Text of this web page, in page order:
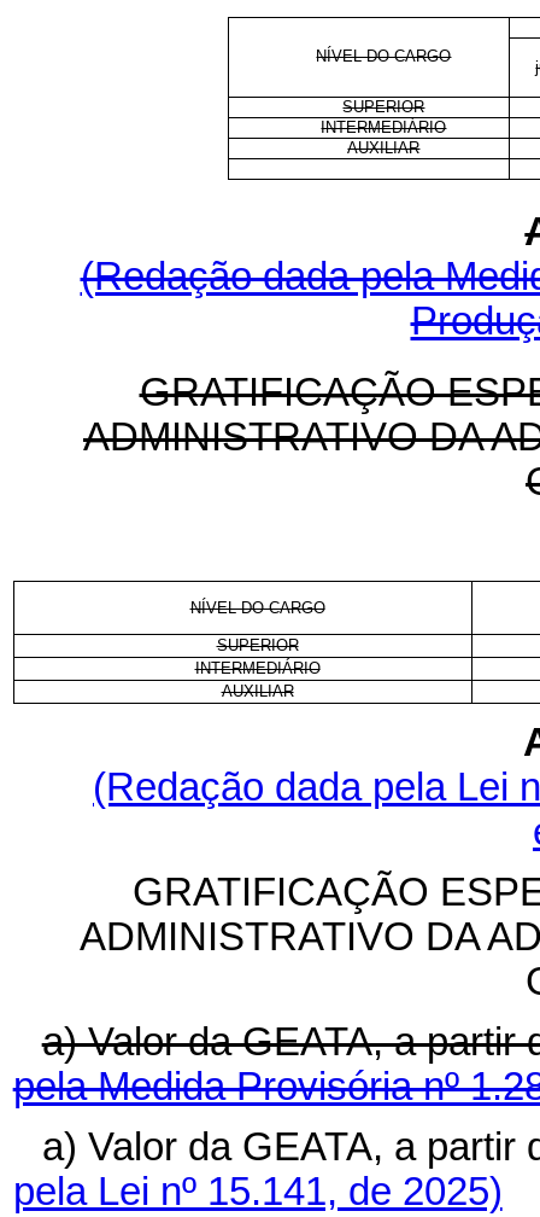
NÍVEL DO CARGO
SUPERIOR
INTERMEDIÁRIO
AUXILIAR
(Redação dada pela
GRATIFICAÇÃO
ADMINISTRATIVO DA
NÍVEL DO CARGO
SUPERIOR
INTERMEDIÁRIO
AUXILIAR
(Redação dada pela Lei
GRATIFICAÇÃO
ADMINISTRATIVO DA
a) Valor da GEATA, a
pela Medida Provisória nº
a) Valor da GEATA, a
pela Lei nº 15.141, de 2025)